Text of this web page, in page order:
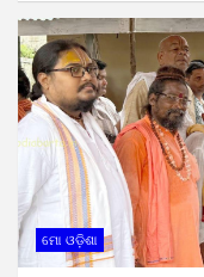
ମୋ ଓଡ଼ିଶା